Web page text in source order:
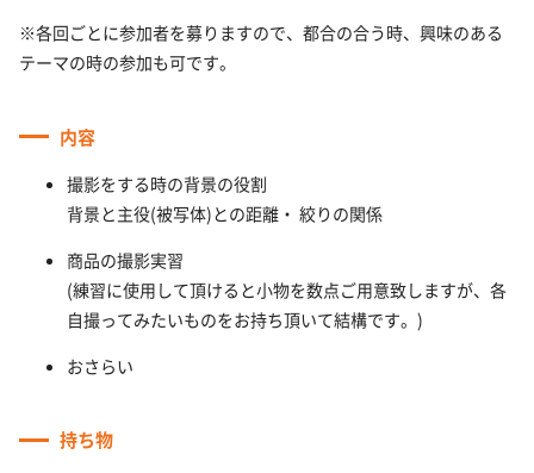
※各回ごとに参加者を募りますので、都合の合う時、興味のある
テーマの時の参加も可です。
内容
撮影をする時の背景の役割
背景と主役(被写体)との距離・ 絞りの関係
商品の撮影実習
(練習に使用して頂けると小物を数点ご用意致しますが、各
自撮ってみたいものをお持ち頂いて結構です。)
おさらい
持ち物